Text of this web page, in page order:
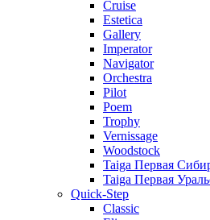
Cruise
Estetica
Gallery
Imperator
Navigator
Orchestra
Pilot
Poem
Trophy
Vernissage
Woodstock
Taiga Первая
Taiga Первая
Quick-Step
Classic